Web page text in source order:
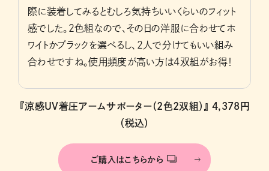
際に装着してみるとむしろ気持ちいいくらいのフィット
感でした。2色組なので、その日の洋服に合わせてホ
ワイトかブラックを選べるし、2人で分けてもいい組み
合わせですね。使用頻度が高い方は4双組がお得！
『涼感UV着圧アームサポーター（2色2双組）』 4,378円
（税込）
ご購入はこちらから